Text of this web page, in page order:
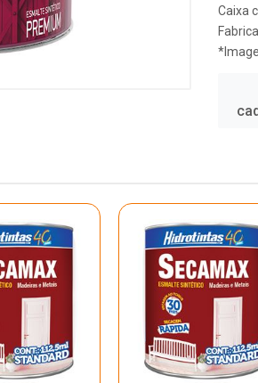
Caixa